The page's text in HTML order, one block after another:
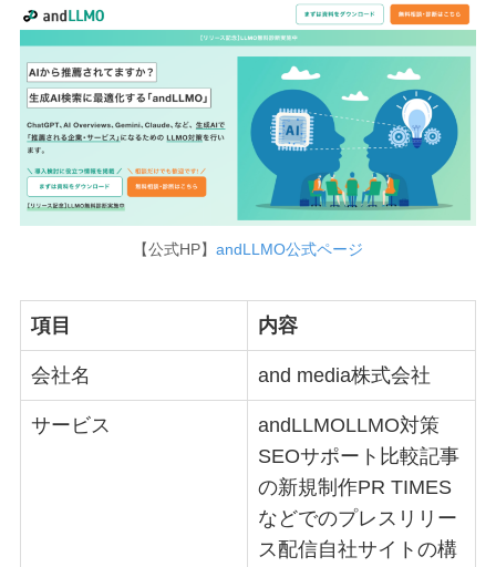
【公式HP】 andLLMO公式ページ
項目 内容
会社名 and media株式会社
サービス
andLLMOLLMO対策
SEOサポート比較記事
の新規制作PR TIMES
などでのプレスリリー
ス配信自社サイトの構